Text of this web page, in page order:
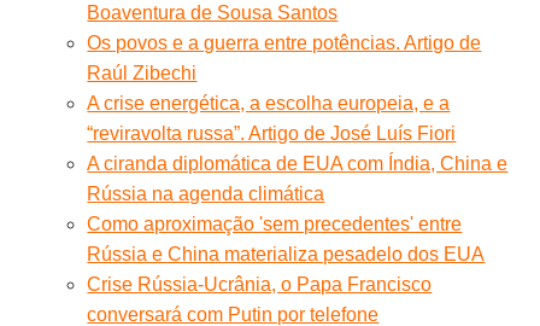
Boaventura de Sousa Santos
Os povos e a guerra entre potências. Artigo de
Raúl Zibechi
A crise energética, a escolha europeia, e a
“reviravolta russa”. Artigo de José Luís Fiori
A ciranda diplomática de EUA com Índia, China e
Rússia na agenda climática
Como aproximação 'sem precedentes' entre
Rússia e China materializa pesadelo dos EUA
Crise Rússia-Ucrânia, o Papa Francisco
conversará com Putin por telefone